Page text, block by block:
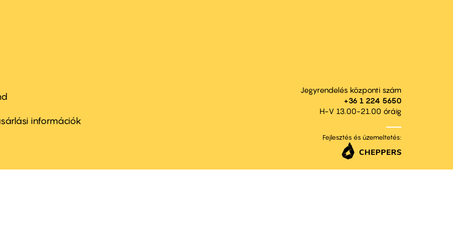
információk
Jegyrendelés központi szám
+36 1 224 5650
H-V 13.00-21.00 óráig
Fejlesztés és üzemeltetés: